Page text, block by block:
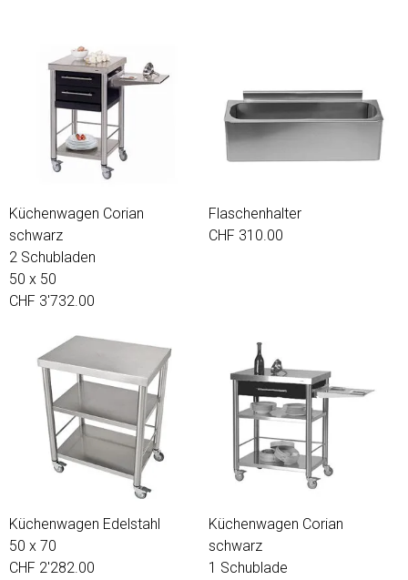
Küchenwagen Corian
schwarz
2 Schubladen
50 x 50
CHF 3'732.00
Flaschenhalter
CHF 310.00
Küchenwagen Edelstahl
50 x 70
CHF 2'282.00
Küchenwagen Corian
schwarz
1 Schublade